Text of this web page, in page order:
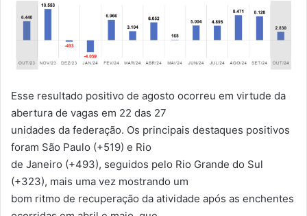
Esse resultado positivo de agosto ocorreu em virtude da
abertura de vagas em 22 das 27
unidades da federação. Os principais destaques positivos
foram São Paulo (+519) e Rio
de Janeiro (+493), seguidos pelo Rio Grande do Sul
(+323), mais uma vez mostrando um
bom ritmo de recuperação da atividade após as enchentes